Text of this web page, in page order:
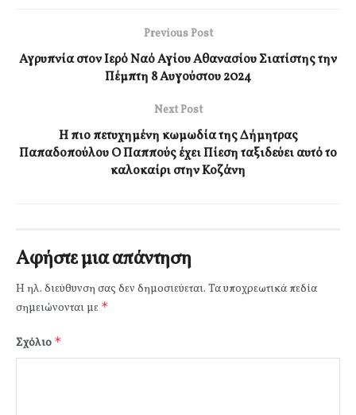
Previous Post
Αγρυπνία στον Ιερό Ναό Αγίου Αθανασίου Σιατίστης την
Πέμπτη 8 Αυγούστου 2024
Next Post
Η πιο πετυχημένη κωμωδία της Δήμητρας
Παπαδοπούλου Ο Παππούς έχει Πίεση ταξιδεύει αυτό το
καλοκαίρι στην Κοζάνη
Αφήστε μια απάντηση
Η ηλ. διεύθυνση σας δεν δημοσιεύεται. Τα υποχρεωτικά πεδία
σημειώνονται με *
Σχόλιο *